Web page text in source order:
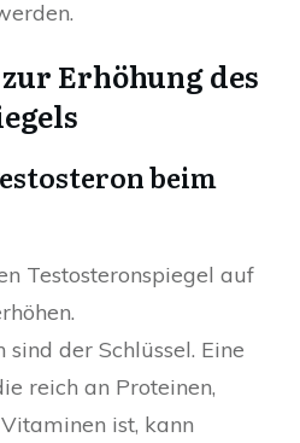
Erhöhung des
beim
Testosteronspiegel auf
der Schlüssel. Eine
reich an Proteinen,
ist, kann